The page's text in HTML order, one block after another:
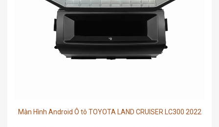
Màn Hình Android Ô tô TOYOTA LAND CRUISER LC300 2022